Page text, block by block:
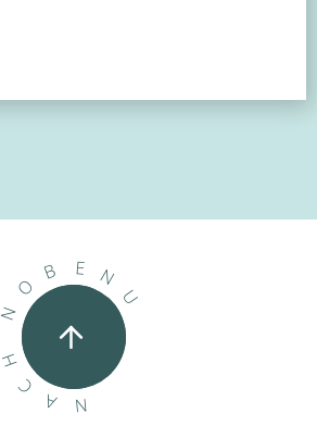
N
A
C
H
N
O
B E N
U